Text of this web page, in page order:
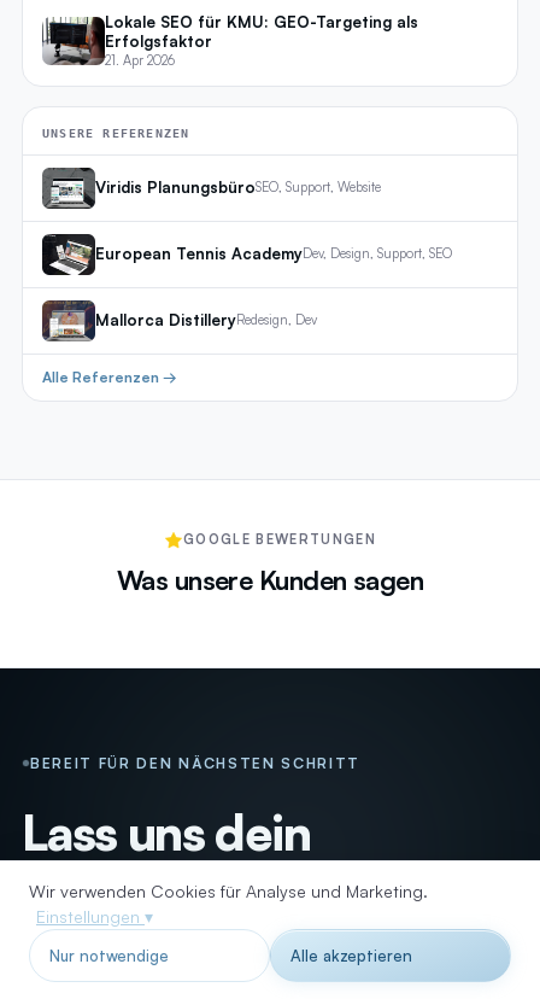
Lokale SEO für KMU: GEO-Targeting als
Erfolgsfaktor
21. Apr 2026
UNSERE REFERENZEN
Viridis PlanungsbüroSEO, Support, Website
European Tennis AcademyDev, Design, Support, SEO
Mallorca DistilleryRedesign, Dev
Alle Referenzen →
GOOGLE BEWERTUNGEN
Was unsere Kunden sagen
BEREIT FÜR DEN NÄCHSTEN SCHRITT
Lass uns dein
Business
digital neu denken_
Wir verwenden Cookies für Analyse und Marketing.
Einstellungen ▾
Nur notwendige Alle akzeptieren